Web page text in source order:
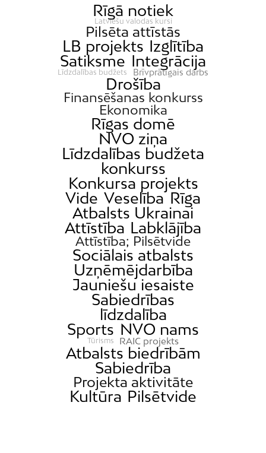
Rīgā notiek
Latviešu valodas kursi
Pilsēta attīstās
LB projekts Izglītība
Satiksme Integrācija
Līdzdalības budžets Brīvprātīgais darbs
Drošība
Finansēšanas konkurss
Ekonomika
Rīgas domē
NVO ziņa
Līdzdalības budžeta
konkurss
Konkursa projekts
Vide Veselība Rīga
Atbalsts Ukrainai
Attīstība Labklājība
Attīstība; Pilsētvide
Sociālais atbalsts
Uzņēmējdarbība
Jauniešu iesaiste
Sabiedrības
līdzdalība
Sports NVO nams
Tūrisms RAIC projekts
Atbalsts biedrībām
Sabiedrība
Projekta aktivitāte
Kultūra Pilsētvide